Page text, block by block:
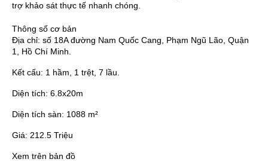
trợ khảo sát thực tế nhanh chóng.
Thông số cơ bản
Địa chỉ: số 18A đường Nam Quốc Cang, Phạm Ngũ Lão, Quận
1, Hồ Chí Minh.
Kết cấu: 1 hầm, 1 trệt, 7 lầu.
Diện tích: 6.8x20m
Diện tích sàn: 1088 m²
Giá: 212.5 Triệu
Xem trên bản đồ